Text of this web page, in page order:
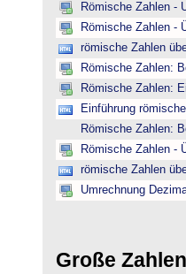
Römische Zahlen -
Römische Zahlen -
römische Zahlen
Römische Zahlen:
Römische Zahlen:
Einführung
Römische Zahlen:
Römische Zahlen -
römische Zahlen
Umrechnung
Große Zahlen